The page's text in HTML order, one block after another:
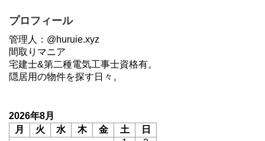
プロフィール
管理人：@huruie.xyz
間取りマニア
宅建士&第二種電気工事士資格有。
隠居用の物件を探す日々。
2026年8月
月
火 水 木 金 土
日